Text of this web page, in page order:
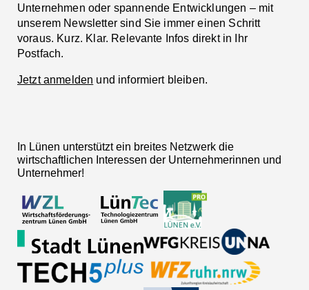
Unternehmen oder spannende Entwicklungen – mit
unserem Newsletter sind Sie immer einen Schritt
voraus. Kurz. Klar. Relevante Infos direkt in Ihr
Postfach.
Jetzt anmelden und informiert bleiben.
In Lünen unterstützt ein breites Netzwerk die
wirtschaftlichen Interessen der Unternehmerinnen und
Unternehmer!